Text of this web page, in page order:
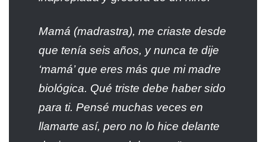
Mamá (madrastra), me criaste desde
que tenía seis años, y nunca te dije
‘mamá’ que eres más que mi madre
biológica. Qué triste debe haber sido
para ti. Pensé muchas veces en
llamarte así, pero no lo hice delante